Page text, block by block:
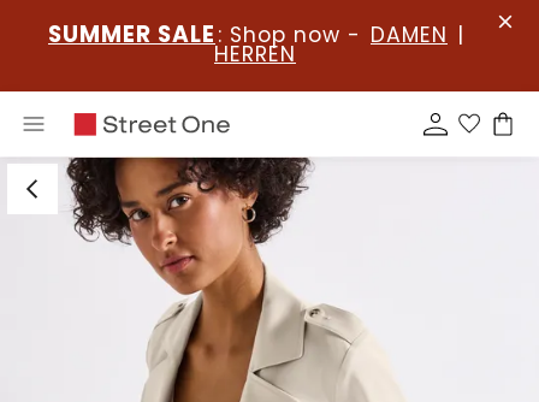
SUMMER SALE : Shop now - DAMEN |
HERREN